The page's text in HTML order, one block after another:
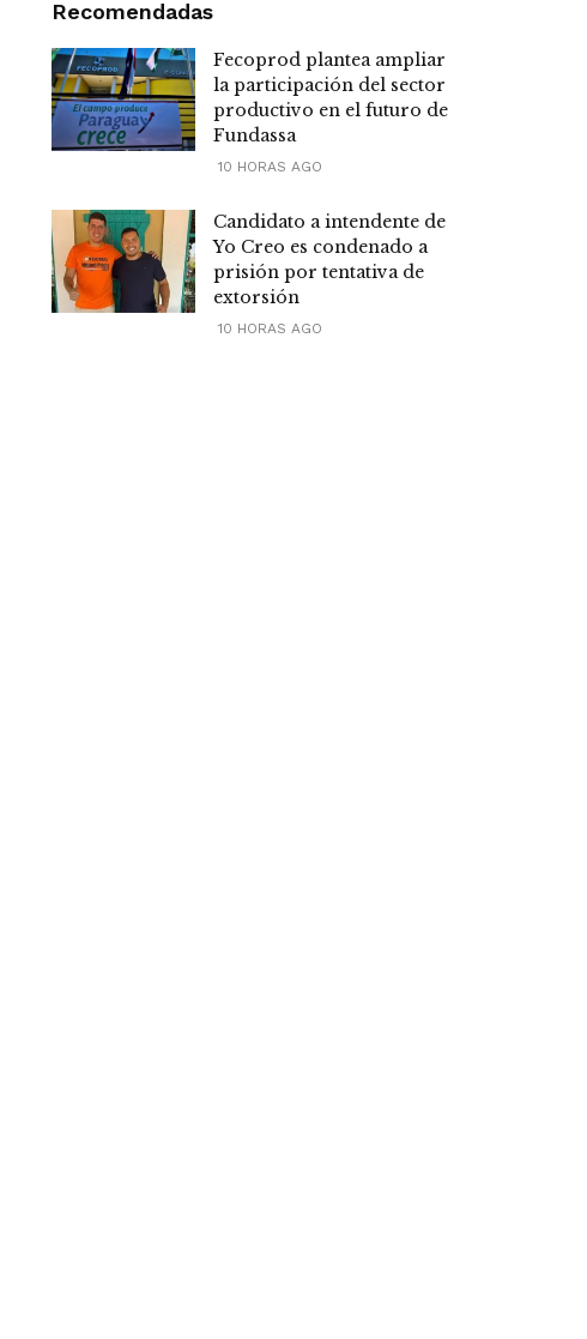
Recomendadas
Fecoprod plantea ampliar
la participación del sector
productivo en el futuro de
Fundassa
10 HORAS AGO
Candidato a intendente de
Yo Creo es condenado a
prisión por tentativa de
extorsión
10 HORAS AGO